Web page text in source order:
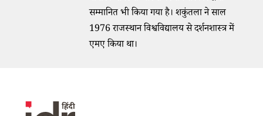
सम्मानित भी किया गया है। शकुंतला ने साल
1976 राजस्थान विश्वविद्यालय से दर्शनशास्त्र में
एमए किया था।